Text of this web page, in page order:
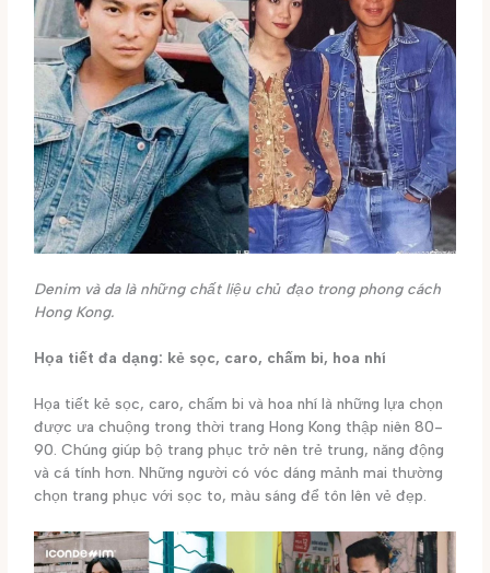
Denim và da là những chất liệu chủ đạo trong phong cách
Hong Kong.
Họa tiết đa dạng: kẻ sọc, caro, chấm bi, hoa nhí
Họa tiết kẻ sọc, caro, chấm bi và hoa nhí là những lựa chọn
được ưa chuộng trong thời trang Hong Kong thập niên 80-
90. Chúng giúp bộ trang phục trở nên trẻ trung, năng động
và cá tính hơn. Những người có vóc dáng mảnh mai thường
chọn trang phục với sọc to, màu sáng để tôn lên vẻ đẹp.